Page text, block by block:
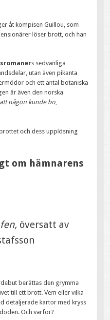
åt kompisen Guillou, som
löser brott, och han
s sedvanliga
utan även pikanta
och ett antal botaniska
är även den norska
någon kunde bo,
och dess upplösning
om hämnarens
översatt av
berättas den grymma
till ett brott. Vem eller vilka
detaljerade kartor med kryss
Och varför?